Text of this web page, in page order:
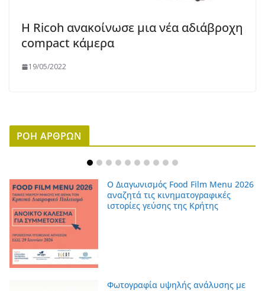
Η Ricoh ανακοίνωσε μια νέα αδιάβροχη
compact κάμερα
19/05/2022
ΡΟΗ ΑΡΘΡΩΝ
Ο Διαγωνισμός Food Film Menu 2026
αναζητά τις κινηματογραφικές
ιστορίες γεύσης της Κρήτης
Φωτογραφία υψηλής ανάλυσης με